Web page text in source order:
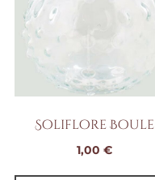
être
choisies
sur
Soliflore Boule
1,00 €